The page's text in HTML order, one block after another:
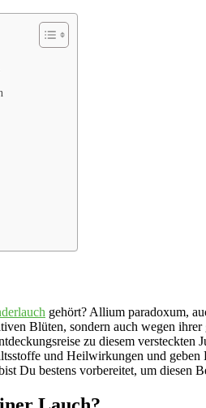
gehört? Allium paradoxum,
Blüten, sondern auch wegen
zu diesem
und Heilwirkungen und
Du bestens vorbereitet, um diesen